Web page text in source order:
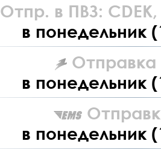
Отпр. в ПВЗ: CDEK,
в понедельник
Отправка
в понедельник
в понедельник